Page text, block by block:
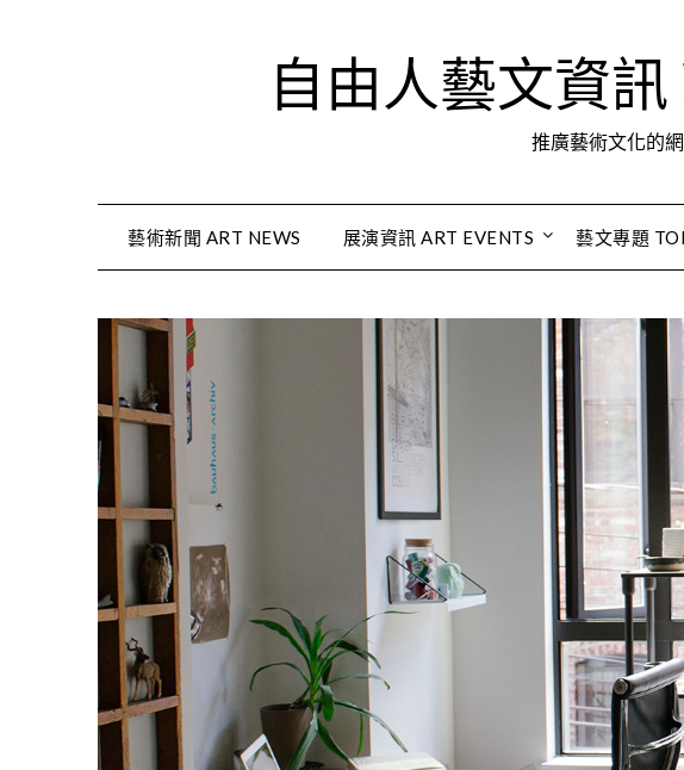
自由人藝文資
推廣藝術文化的
藝術新聞 ART NEWS 展演資訊 ART EVENTS 藝文專題